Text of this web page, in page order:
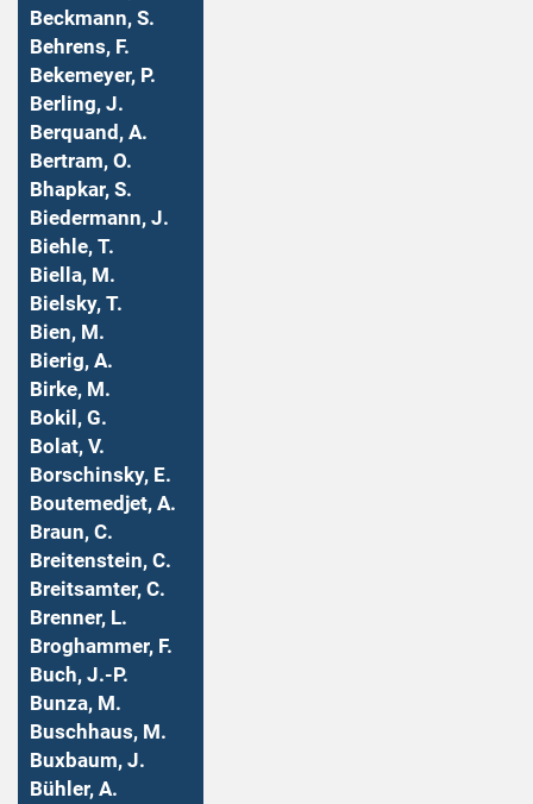
Beckmann, S.
Behrens, F.
Bekemeyer, P.
Berling, J.
Berquand, A.
Bertram, O.
Bhapkar, S.
Biedermann, J.
Biehle, T.
Biella, M.
Bielsky, T.
Bien, M.
Bierig, A.
Birke, M.
Bokil, G.
Bolat, V.
Borschinsky, E.
Boutemedjet, A.
Braun, C.
Breitenstein, C.
Breitsamter, C.
Brenner, L.
Broghammer, F.
Buch, J.-P.
Bunza, M.
Buschhaus, M.
Buxbaum, J.
Bühler, A.